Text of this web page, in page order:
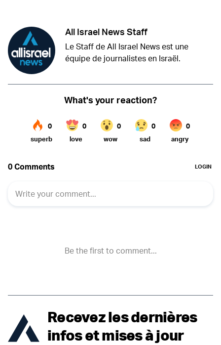
All Israel News Staff
Le Staff de All Israel News est une
équipe de journalistes en Israël.
Recevez les dernières
infos et mises à jour